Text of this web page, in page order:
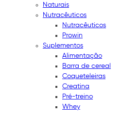
Naturais
Nutracêuticos
Nutracêuticos
Prowin
Suplementos
Alimentação
Barra de cereal
Coqueteleiras
Creatina
Pré-treino
Whey